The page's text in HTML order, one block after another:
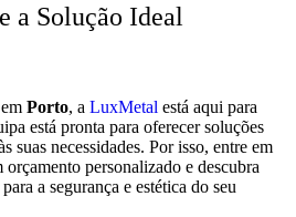
a Solução Ideal
em Porto, a LuxMetal está aqui para
está pronta para oferecer soluções
suas necessidades. Por isso, entre em
personalizado e descubra
a segurança e estética do seu